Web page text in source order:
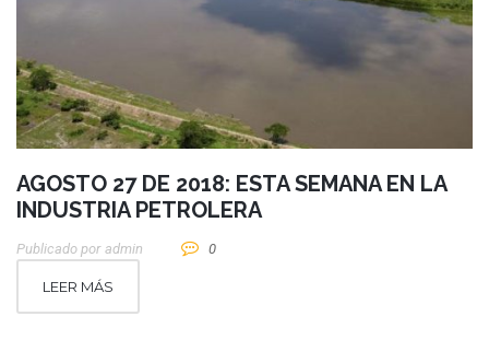
AGOSTO 27 DE 2018: ESTA SEMANA EN LA
INDUSTRIA PETROLERA
Publicado por Admin 0
LEER MÁS